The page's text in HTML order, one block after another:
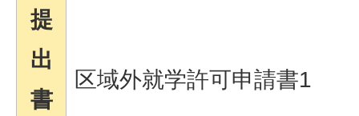
提
出
書
区域外就学許可申請書1